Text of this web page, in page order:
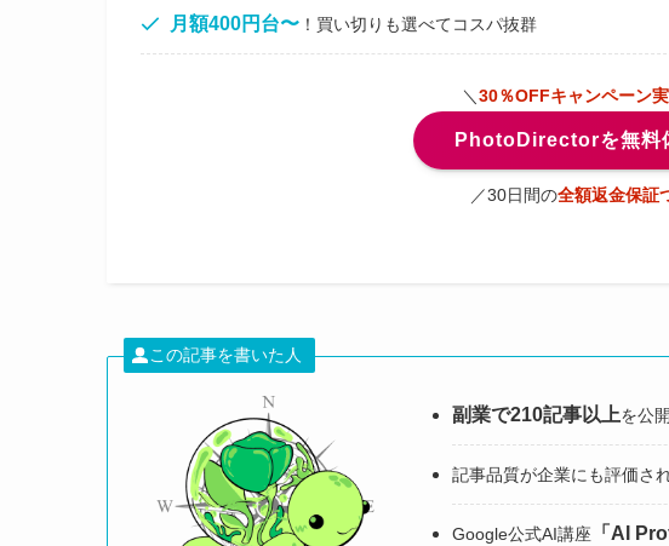
月額400円台〜 ！買い切りも選べてコスパ抜群
＼ 30％OFFキャンペーン実
PhotoDirectorを無料
／30日間の全額返金保証
この記事を書いた人
副業で210記事以上を公開
記事品質が企業にも評価され
Google公式AI講座 「AI